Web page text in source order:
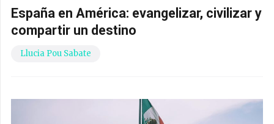
España en América: evangelizar, civilizar y
compartir un destino
Llucia Pou Sabate